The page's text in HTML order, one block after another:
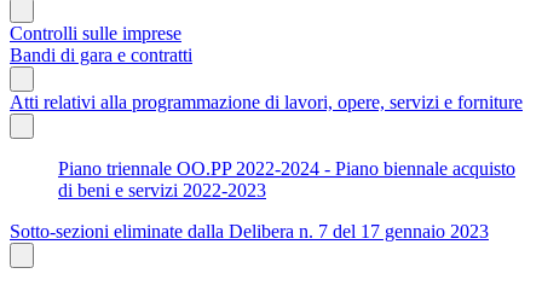
Controlli sulle imprese
Bandi di gara e contratti
Atti relativi alla programmazione di lavori, opere, servizi e forniture
Piano triennale OO.PP 2022-2024 - Piano biennale acquisto
di beni e servizi 2022-2023
Sotto-sezioni eliminate dalla Delibera n. 7 del 17 gennaio 2023